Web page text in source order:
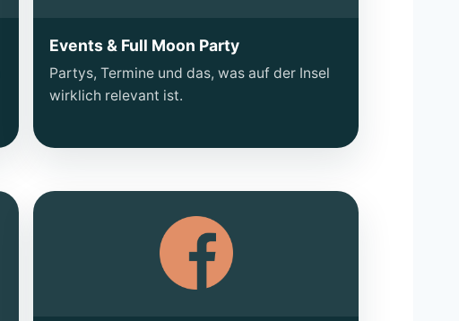
Events & Full Moon Party
Partys, Termine und das, was auf der Insel
wirklich relevant ist.